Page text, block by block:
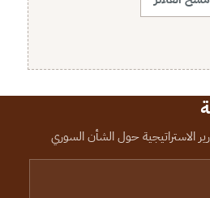
الاستراتيجية حول الشأن السوري